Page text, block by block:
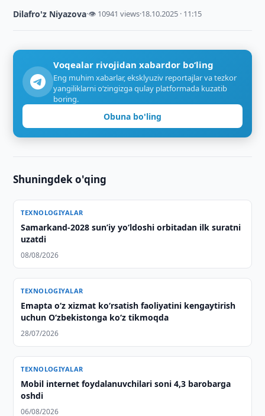
Dilafro'z Niyazova·👁 10941 views·18.10.2025 · 11:15
Voqealar rivojidan xabardor bo‘ling
Eng muhim xabarlar, eksklyuziv reportajlar va tezkor
yangiliklarni o‘zingizga qulay platformada kuzatib
boring.
Obuna bo'ling
Shuningdek o'qing
TEXNOLOGIYALAR
Samarkand-2028 sunʼiy yo‘ldoshi orbitadan ilk suratni
uzatdi
08/08/2026
TEXNOLOGIYALAR
Emapta oʻz xizmat koʻrsatish faoliyatini kengaytirish
uchun Oʻzbekistonga koʻz tikmoqda
28/07/2026
TEXNOLOGIYALAR
Mobil internet foydalanuvchilari soni 4,3 barobarga
oshdi
06/08/2026